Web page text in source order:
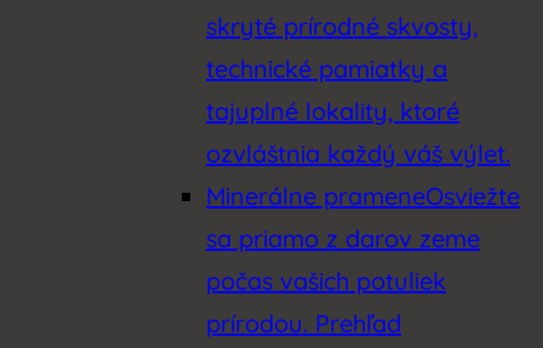
skryté prírodné skvosty,
technické pamiatky a
tajuplné lokality, ktoré
ozvláštnia každý váš výlet.
Minerálne prameneOsviežte
sa priamo z darov zeme
počas vašich potuliek
prírodou. Prehľad